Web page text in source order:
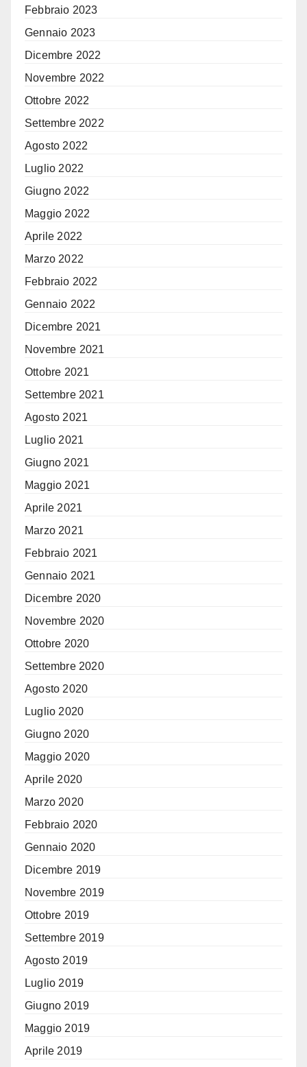
Febbraio 2023
Gennaio 2023
Dicembre 2022
Novembre 2022
Ottobre 2022
Settembre 2022
Agosto 2022
Luglio 2022
Giugno 2022
Maggio 2022
Aprile 2022
Marzo 2022
Febbraio 2022
Gennaio 2022
Dicembre 2021
Novembre 2021
Ottobre 2021
Settembre 2021
Agosto 2021
Luglio 2021
Giugno 2021
Maggio 2021
Aprile 2021
Marzo 2021
Febbraio 2021
Gennaio 2021
Dicembre 2020
Novembre 2020
Ottobre 2020
Settembre 2020
Agosto 2020
Luglio 2020
Giugno 2020
Maggio 2020
Aprile 2020
Marzo 2020
Febbraio 2020
Gennaio 2020
Dicembre 2019
Novembre 2019
Ottobre 2019
Settembre 2019
Agosto 2019
Luglio 2019
Giugno 2019
Maggio 2019
Aprile 2019